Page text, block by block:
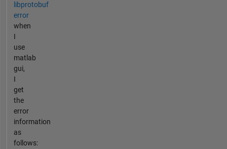
libprotobuf
error
when
I
use
matlab
gui,
I
get
the
error
information
as
follows: